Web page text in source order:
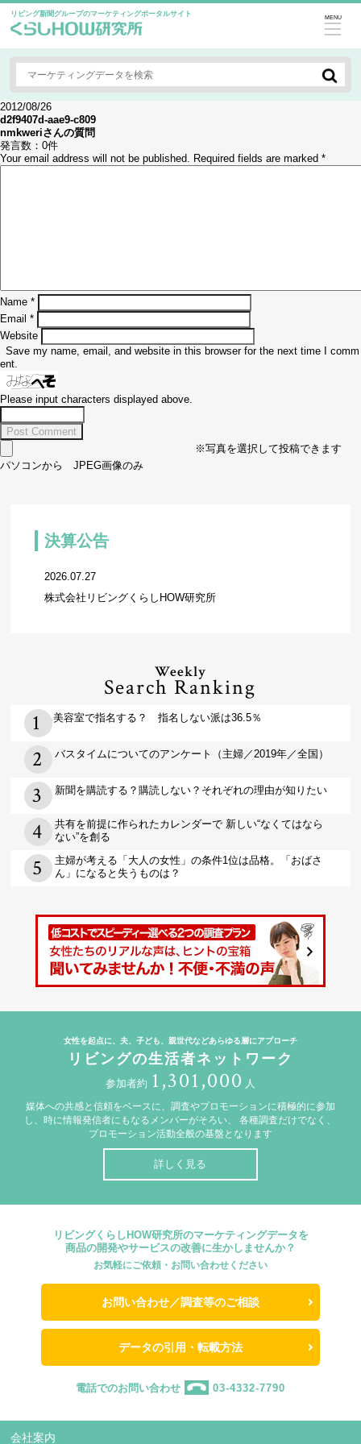
リビング新聞グループのマーケティングポータルサイト MENU
2012/08/26
d2f9407d-aae9-c809
nmkweriさんの質問
発言数： 0件
Your email address will not be published. Required fields are marked *
Name *
Email *
Website
Save my name, email, and website in this browser for the next time I comm
ent.
Please input characters displayed above.
※写真を選択して投稿できます
パソコンから JPEG画像のみ
決算公告
2026.07.27
株式会社リビングくらしHOW研究所
Weekly
Search Ranking
美容室で指名する？ 指名しない派は36.5％
バスタイムについてのアンケート（主婦／2019年／全国）
新聞を購読する？購読しない？それぞれの理由が知りたい
共有を前提に作られたカレンダーで 新しい“なくてはなら
ない”を創る
主婦が考える「大人の女性」の条件1位は品格。「おばさ
ん」になると失うものは？
女性を起点に、夫、子ども、親世代などあらゆる層にアプローチ
リビングの生活者ネットワーク
参加者約 1,301,000 人
媒体への共感と信頼をベースに、調査やプロモーションに積極的に参加
し、時に情報発信者にもなるメンバーがそろい、
各種調査だけでなく、
プロモーション活動全般の基盤となります
詳しく見る
リビングくらしHOW研究所のマーケティングデータを
商品の開発やサービスの改善に生かしませんか？
お気軽にご依頼・お問い合わせください
お問い合わせ／調査等のご相談
データの引用・転載方法
電話でのお問い合わせ 03-4332-7790
会社案内